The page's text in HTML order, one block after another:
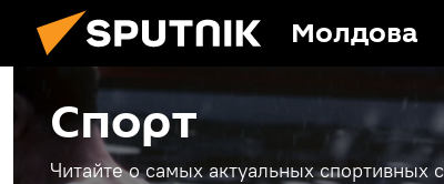
Молдова
Спорт
Читайте о самых актуальных